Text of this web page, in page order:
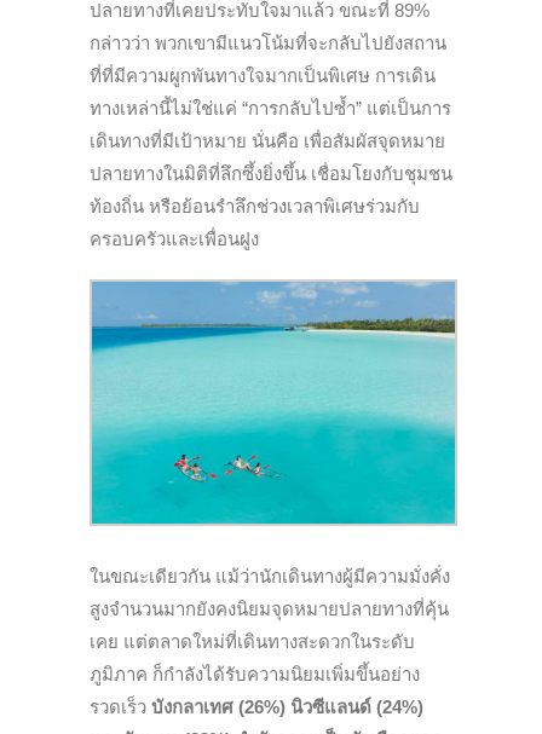
ปลายทางที่เคยประทับใจมาแล้ว ขณะที่ 89%
กล่าวว่า พวกเขามีแนวโน้มที่จะกลับไปยังสถาน
ที่ที่มีความผูกพันทางใจมากเป็นพิเศษ การเดิน
ทางเหล่านี้ไม่ใช่แค่ “การกลับไปซ้ำ” แต่เป็นการ
เดินทางที่มีเป้าหมาย นั่นคือ เพื่อสัมผัสจุดหมาย
ปลายทางในมิติที่ลึกซึ้งยิ่งขึ้น เชื่อมโยงกับชุมชน
ท้องถิ่น หรือย้อนรำลึกช่วงเวลาพิเศษร่วมกับ
ครอบครัวและเพื่อนฝูง
ในขณะเดียวกัน แม้ว่านักเดินทางผู้มีความมั่งคั่ง
สูงจำนวนมากยังคงนิยมจุดหมายปลายทางที่คุ้น
เคย แต่ตลาดใหม่ที่เดินทางสะดวกในระดับ
ภูมิภาค ก็กำลังได้รับความนิยมเพิ่มขึ้นอย่าง
รวดเร็ว บังกลาเทศ (26%) นิวซีแลนด์ (24%)